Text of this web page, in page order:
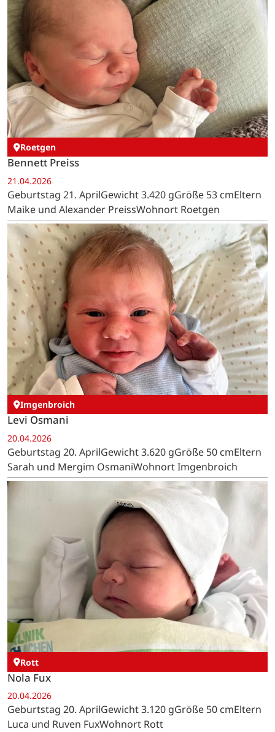
Roetgen
Bennett Preiss
21.04.2026
Geburtstag 21. AprilGewicht 3.420 gGröße 53 cmEltern
Maike und Alexander PreissWohnort Roetgen
Imgenbroich
Levi Osmani
20.04.2026
Geburtstag 20. AprilGewicht 3.620 gGröße 50 cmEltern
Sarah und Mergim OsmaniWohnort Imgenbroich
Rott
Nola Fux
20.04.2026
Geburtstag 20. AprilGewicht 3.120 gGröße 50 cmEltern
Luca und Ruven FuxWohnort Rott